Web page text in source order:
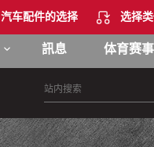
汽车配件的选择 选择
訊息 体育赛事